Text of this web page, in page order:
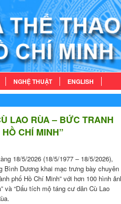
NGHỆ THUẬT ENGLISH
LAO RÙA – BỨC TRANH
CHÍ MINH”
18/5/2026 (18/5/1977 – 18/5/2026),
Bình Dương khai mạc trưng bày chuyên
phố Hồ Chí Minh” với hơn 100 hình
và “Dấu tích mộ táng cư dân Cù Lao